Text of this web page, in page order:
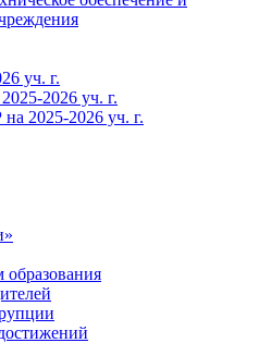
уч. г.
2026 уч. г.
2025-2026 уч. г.
образования